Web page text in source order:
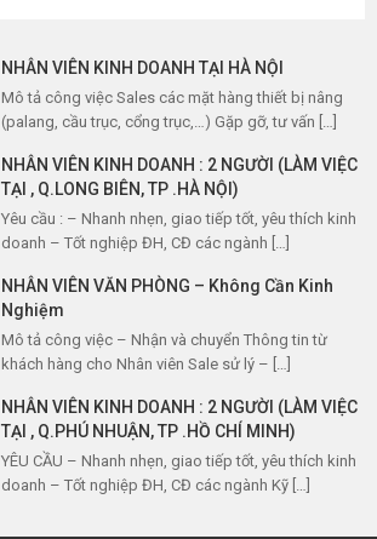
NHÂN VIÊN KINH DOANH TẠI HÀ NỘI
Mô tả công việc Sales các mặt hàng thiết bị nâng
(palang, cầu trục, cổng trục,…) Gặp gỡ, tư vấn […]
NHÂN VIÊN KINH DOANH : 2 NGƯỜI (LÀM VIỆC
TẠI , Q.LONG BIÊN, TP .HÀ NỘI)
Yêu cầu : – Nhanh nhẹn, giao tiếp tốt, yêu thích kinh
doanh – Tốt nghiệp ĐH, CĐ các ngành […]
NHÂN VIÊN VĂN PHÒNG – Không Cần Kinh
Nghiệm
Mô tả công việc – Nhận và chuyển Thông tin từ
khách hàng cho Nhân viên Sale sử lý – […]
NHÂN VIÊN KINH DOANH : 2 NGƯỜI (LÀM VIỆC
TẠI , Q.PHÚ NHUẬN, TP .HỒ CHÍ MINH)
YÊU CẦU – Nhanh nhẹn, giao tiếp tốt, yêu thích kinh
doanh – Tốt nghiệp ĐH, CĐ các ngành Kỹ […]